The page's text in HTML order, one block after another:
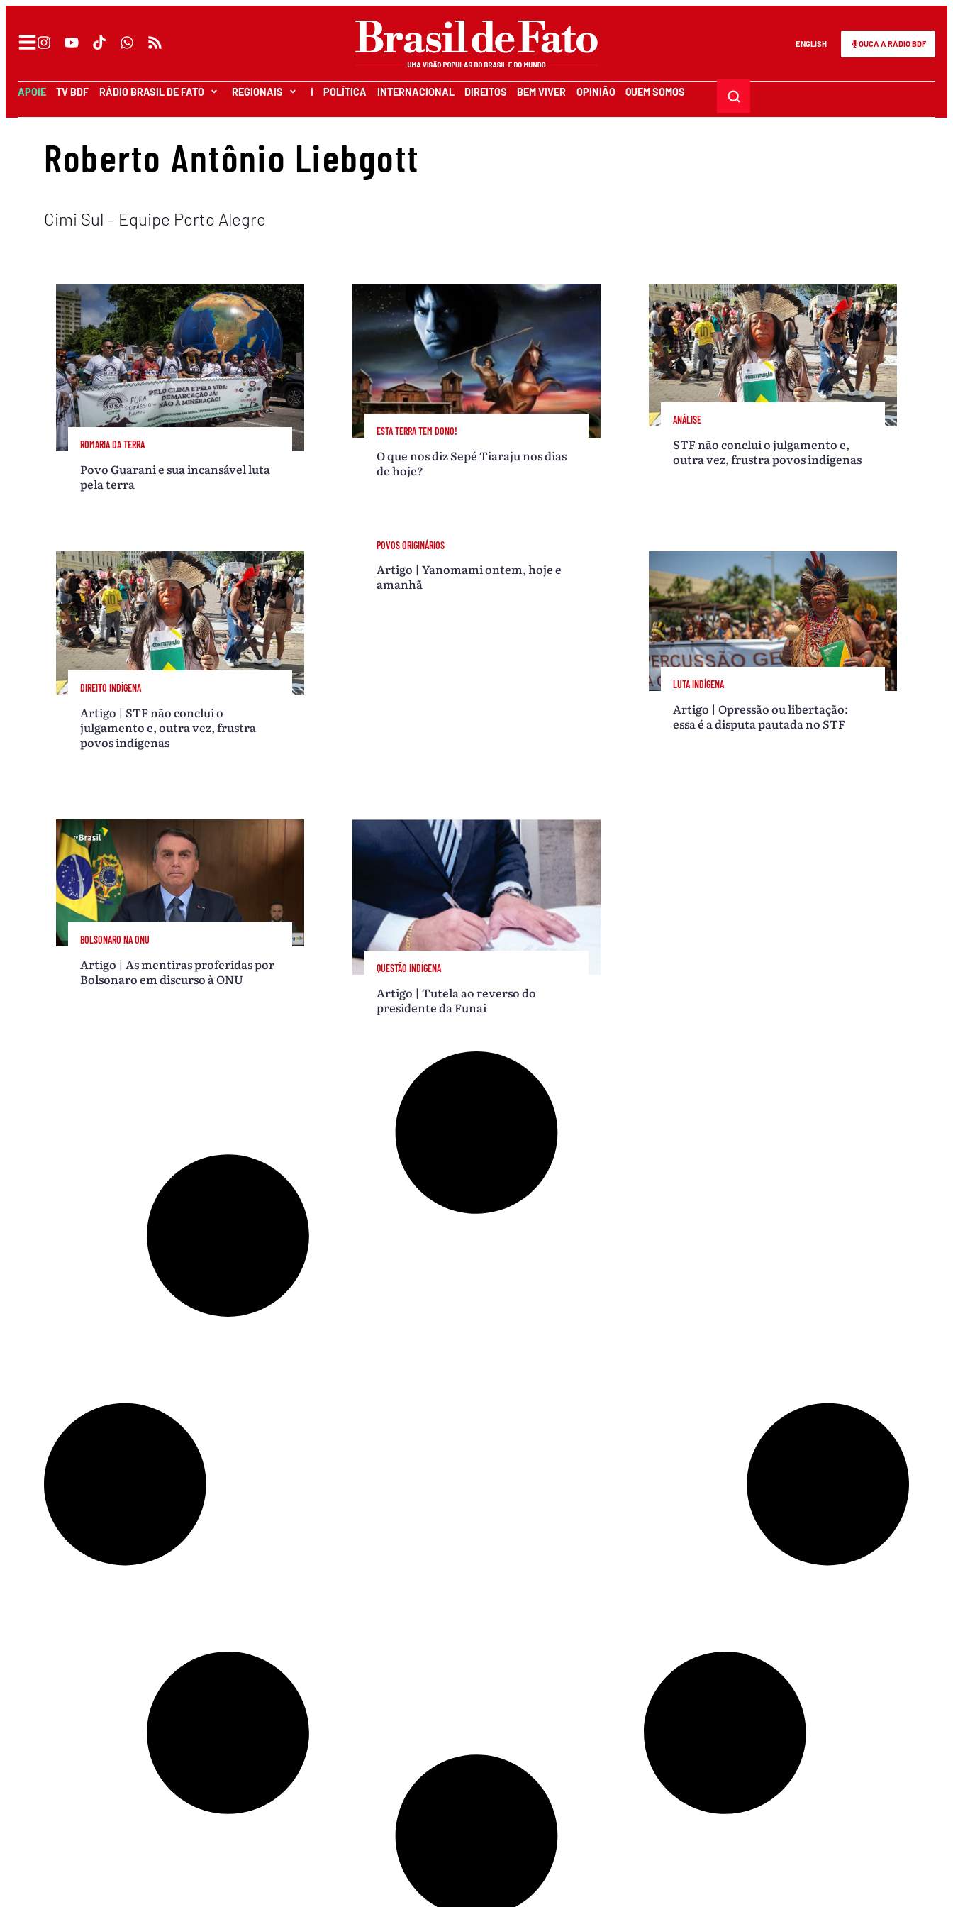
ENGLISH OUÇA A RÁDIO BDF
APOIE TV BDF RÁDIO BRASIL DE FATO REGIONAIS I POLÍTICA INTERNACIONAL DIREITOS BEM VIVER OPINIÃO QUEM SOMOS
Roberto Antônio Liebgott
Cimi Sul – Equipe Porto Alegre
ROMARIA DA TERRA
Povo Guarani e sua incansável luta
pela terra
ESTA TERRA TEM DONO!
O que nos diz Sepé Tiaraju nos dias
de hoje?
ANÁLISE
STF não conclui o julgamento e,
outra vez, frustra povos indígenas
DIREITO INDÍGENA
Artigo | STF não conclui o
julgamento e, outra vez, frustra
povos indígenas
POVOS ORIGINÁRIOS
Artigo | Yanomami ontem, hoje e
amanhã
LUTA INDÍGENA
Artigo | Opressão ou libertação:
essa é a disputa pautada no STF
BOLSONARO NA ONU
Artigo | As mentiras proferidas por
Bolsonaro em discurso à ONU
QUESTÃO INDÍGENA
Artigo | Tutela ao reverso do
presidente da Funai